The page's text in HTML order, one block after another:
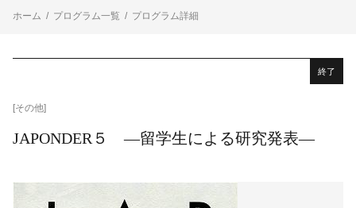
ホーム プログラム一覧 プログラム詳細
終了
[その他]
JAPONDER５ ―留学生による研究発表―